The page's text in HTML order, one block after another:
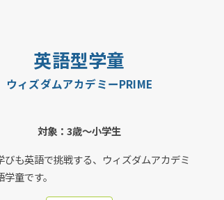
英語型学童
ウィズダムアカデミーPRIME
対象：3歳〜小学生
びも英語で挑戦する、ウィズダムアカデミ
童です。